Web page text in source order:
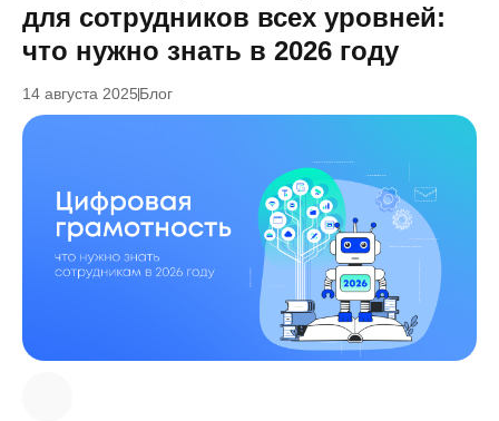
для сотрудников всех уровней:
что нужно знать в 2026 году
14 августа 2025Блог